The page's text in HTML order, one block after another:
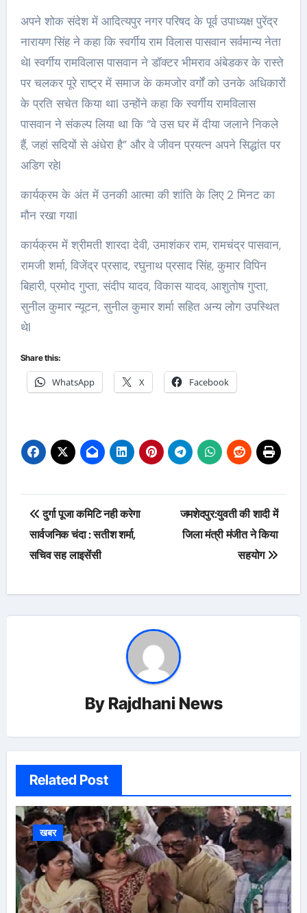
अपने शोक संदेश में आदित्यपुर नगर परिषद के पूर्व उपाध्यक्ष पुरेंद्र
नारायण सिंह ने कहा कि स्वर्गीय राम विलास पासवान सर्वमान्य नेता
थेl स्वर्गीय रामविलास पासवान ने डॉक्टर भीमराव अंबेडकर के रास्ते
पर चलकर पूरे राष्ट्र में समाज के कमजोर वर्गों को उनके अधिकारों
के प्रति सचेत किया थाl उन्होंने कहा कि स्वर्गीय रामविलास
पासवान ने संकल्प लिया था कि “वे उस घर में दीया जलाने निकले
हैं, जहां सदियों से अंधेरा है” और वे जीवन प्रयत्न अपने सिद्धांत पर
अडिग रहेl
कार्यक्रम के अंत में उनकी आत्मा की शांति के लिए 2 मिनट का
मौन रखा गयाl
कार्यक्रम में श्रीमती शारदा देवी, उमाशंकर राम, रामचंद्र पासवान,
रामजी शर्मा, विजेंद्र प्रसाद, रघुनाथ प्रसाद सिंह, कुमार विपिन
बिहारी, प्रमोद गुप्ता, संदीप यादव, विकास यादव, आशुतोष गुप्ता,
सुनील कुमार न्यूटन, सुनील कुमार शर्मा सहित अन्य लोग उपस्थित
थेl
Share this:
WhatsApp X Facebook
Post
navigation
दुर्गा पूजा कमिटि नही करेगा
सार्वजनिक चंदा : सतीश शर्मा,
सचिव सह लाइसेंसी
जमशेदपुर:युवती की शादी में
जिला मंत्री मंजीत ने किया
सहयोग
By Rajdhani News
Related Post
खबर